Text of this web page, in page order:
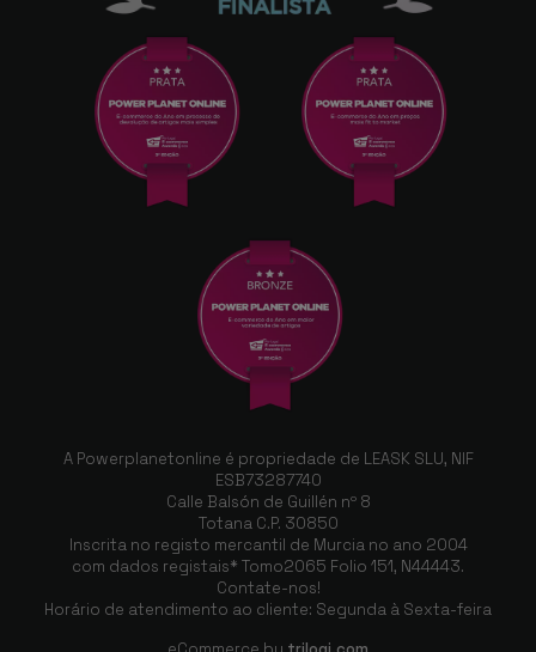
A Powerplanetonline é propriedade de LEASK SLU, NIF
ESB73287740
Calle Balsón de Guillén nº 8
Totana C.P. 30850
Inscrita no registo mercantil de Murcia no ano 2004
com dados registais* Tomo2065 Folio 151, N44443.
Contate-nos!
Horário de atendimento ao cliente: Segunda à Sexta-feira